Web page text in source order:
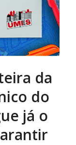
da
do
já o